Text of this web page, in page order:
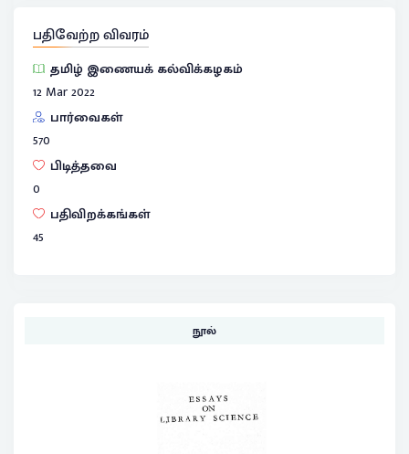
பதிவேற்ற விவரம்
தமிழ் இணையக் கல்விக்கழகம்
12 Mar 2022
பார்வைகள்
570
பிடித்தவை
0
பதிவிறக்கங்கள்
45
நூல்